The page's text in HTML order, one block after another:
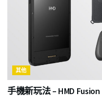
其他
手機新玩法 – HMD Fusion